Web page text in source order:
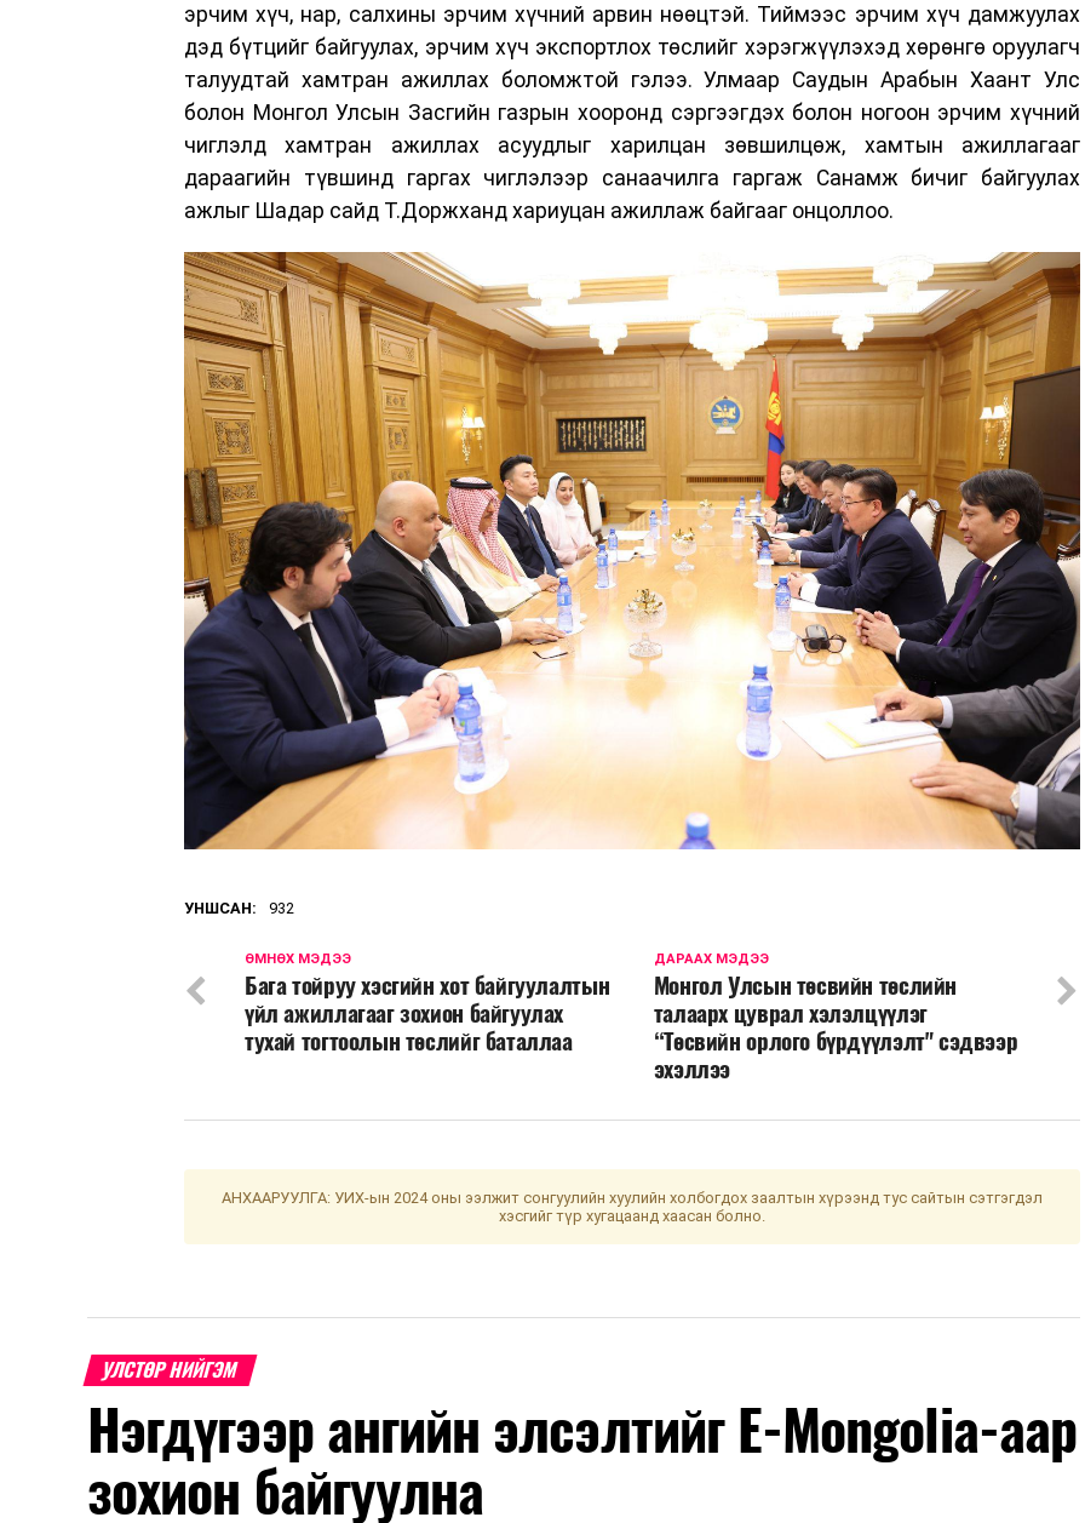
эрчим хүч, нар, салхины эрчим хүчний арвин нөөцтэй. Тиймээс эрчим хүч дамжуулах
дэд бүтцийг байгуулах, эрчим хүч экспортлох төслийг хэрэгжүүлэхэд хөрөнгө оруулагч
талуудтай хамтран ажиллах боломжтой гэлээ. Улмаар Саудын Арабын Хаант Улс
болон Монгол Улсын Засгийн газрын хооронд сэргээгдэх болон ногоон эрчим хүчний
чиглэлд хамтран ажиллах асуудлыг харилцан зөвшилцөж, хамтын ажиллагааг
дараагийн түвшинд гаргах чиглэлээр санаачилга гаргаж Санамж бичиг байгуулах
ажлыг Шадар сайд Т.Доржханд хариуцан ажиллаж байгааг онцоллоо.
УНШСАН: 932
ДАРААХ МЭДЭЭ
Монгол Улсын төсвийн төслийн
талаарх цуврал хэлэлцүүлэг
“Төсвийн орлого бүрдүүлэлт" сэдвээр
эхэллээ
ӨМНӨХ МЭДЭЭ
Бага тойруу хэсгийн хот байгуулалтын
үйл ажиллагааг зохион байгуулах
тухай тогтоолын төслийг баталлаа
АНХААРУУЛГА: УИХ-ын 2024 оны ээлжит сонгуулийн хуулийн холбогдох заалтын хүрээнд тус сайтын сэтгэгдэл
хэсгийг түр хугацаанд хаасан болно.
УЛСТӨР НИЙГЭМ
Нэгдүгээр ангийн элсэлтийг E-Mongolia-аар
зохион байгуулна